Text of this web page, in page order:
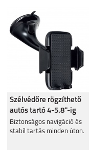
Szélvédőre rögzíthető
autós tartó 4-5.8''-ig
Biztonságos navigáció és
stabil tartás minden úton.